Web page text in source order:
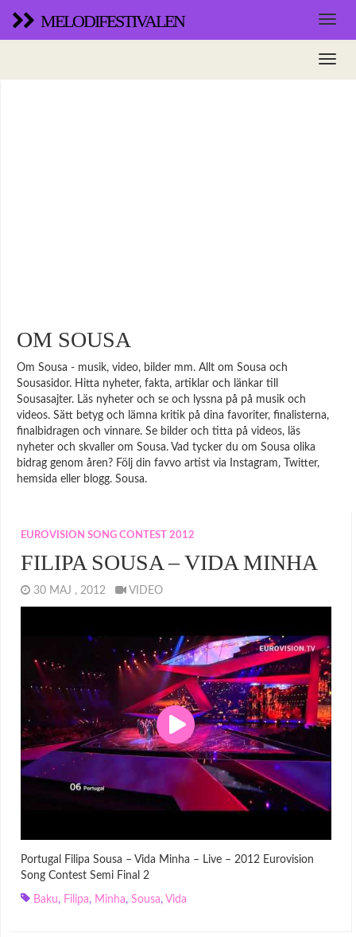
MELODIFESTIVALEN
OM SOUSA
Om Sousa - musik, video, bilder mm. Allt om Sousa och
Sousasidor. Hitta nyheter, fakta, artiklar och länkar till
Sousasajter. Läs nyheter och se och lyssna på på musik och
videos. Sätt betyg och lämna kritik på dina favoriter, finalisterna,
finalbidragen och vinnare. Se bilder och titta på videos, läs
nyheter och skvaller om Sousa. Vad tycker du om Sousa olika
bidrag genom åren? Följ din favvo artist via Instagram, Twitter,
hemsida eller blogg. Sousa.
EUROVISION SONG CONTEST 2012
FILIPA SOUSA – VIDA MINHA
30 MAJ , 2012 VIDEO
Portugal Filipa Sousa – Vida Minha – Live – 2012 Eurovision
Song Contest Semi Final 2
Baku, Filipa, Minha, Sousa, Vida